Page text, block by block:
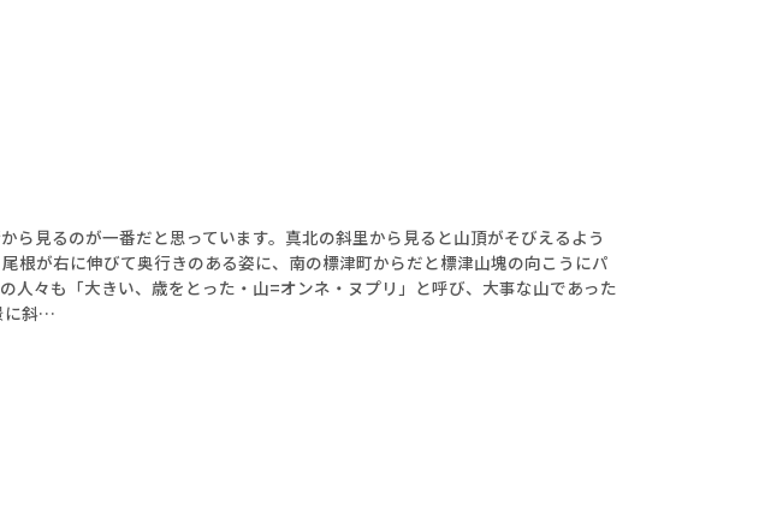
ます
ら見るのが一番だと思っています。真北の斜里から見ると山頂がそびえるよう
根が右に伸びて奥行きのある姿に、南の標津町からだと標津山塊の向こうにパ
人々も「大きい、歳をとった・山=オンネ・ヌプリ」と呼び、大事な山であった
に斜…